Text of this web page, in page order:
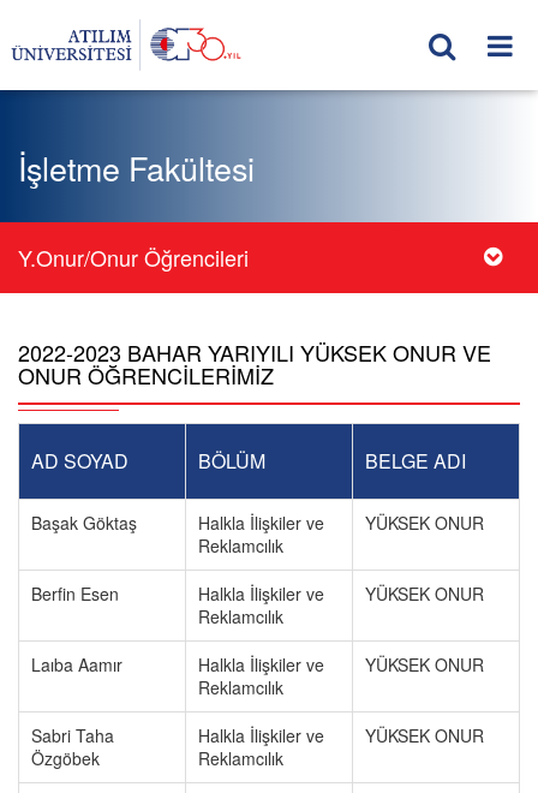
İşletme Fakültesi
Y.Onur/Onur Öğrencileri
2022-2023 BAHAR YARIYILI YÜKSEK ONUR VE
ONUR ÖĞRENCİLERİMİZ
AD SOYAD BÖLÜM BELGE ADI
Başak Göktaş
Halkla İlişkiler ve
Reklamcılık
YÜKSEK ONUR
Berfin Esen
Halkla İlişkiler ve
Reklamcılık
YÜKSEK ONUR
Laıba Aamır
Halkla İlişkiler ve
Reklamcılık
YÜKSEK ONUR
Sabri Taha
Özgöbek
Halkla İlişkiler ve
Reklamcılık
YÜKSEK ONUR